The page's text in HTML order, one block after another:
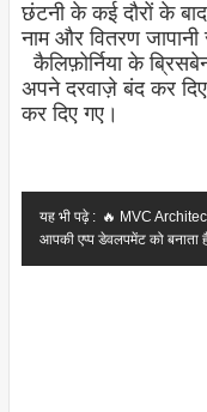
छंटनी के कई दौरों के
नाम और वितरण जापानी
कैलिफ़ोर्निया के
अपने दरवाज़े बंद कर
कर दिए गए।
यह भी पढ़े : 🔥 MVC
आपकी एप्प डेवलपमेंट को बनाता